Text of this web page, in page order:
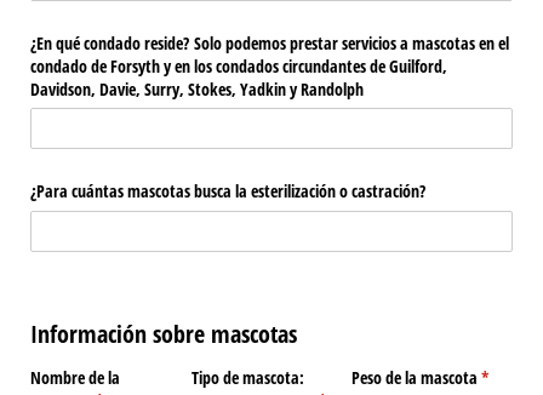
¿En qué condado reside? Solo podemos prestar servicios a mascotas en el
condado de Forsyth y en los condados circundantes de Guilford,
Davidson, Davie, Surry, Stokes, Yadkin y Randolph
¿Para cuántas mascotas busca la esterilización o castración?
Información sobre mascotas
Nombre de la
Tipo de mascota:
Peso de la mascota *